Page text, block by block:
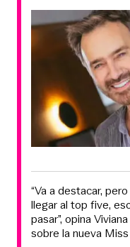
“Va a destacar,
llegar al top five,
pasar”, opina
sobre la nueva